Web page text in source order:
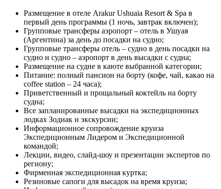
Размещение в отеле Arakur Ushuaia Resort & Spa в
первый день программы (1 ночь, завтрак включен);
Групповые трансферы аэропорт – отель в Ушуая
(Аргентина) за день до посадки на судно;
Групповые трансферы отель – судно в день посадки на
судно и судно – аэропорт в день высадки с судна;
Размещение на судне в каюте выбранной категории;
Питание: полный пансион на борту (кофе, чай, какао на
coffee station – 24 часа);
Приветственный и прощальный коктейль на борту
судна;
Все запланированные высадки на экспедиционных
лодках Зодиак и экскурсии;
Информационное сопровождение круиза
Экспедиционным Лидером и Экспедиционной
командой;
Лекции, видео, слайд-шоу и презентации экспертов по
региону;
Фирменная экспедиционная куртка;
Резиновые сапоги для высадок на время круиза;